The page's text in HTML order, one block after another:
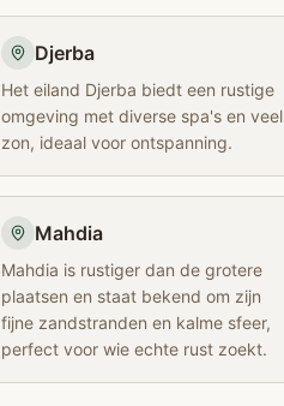
Djerba
Het eiland Djerba biedt een rustige
omgeving met diverse spa's en veel
zon, ideaal voor ontspanning.
Mahdia
Mahdia is rustiger dan de grotere
plaatsen en staat bekend om zijn
fijne zandstranden en kalme sfeer,
perfect voor wie echte rust zoekt.